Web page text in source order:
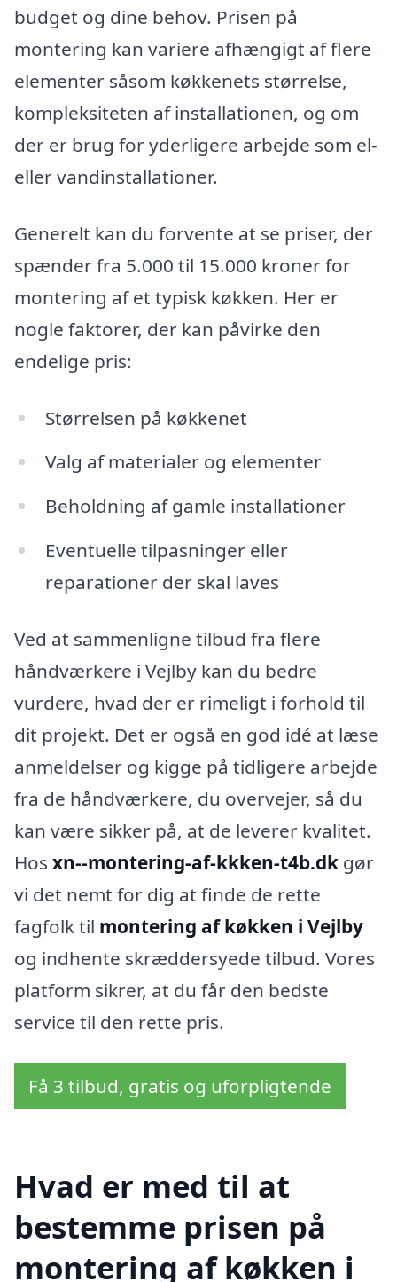
budget og dine behov. Prisen på
montering kan variere afhængigt af flere
elementer såsom køkkenets størrelse,
kompleksiteten af installationen, og om
der er brug for yderligere arbejde som el-
eller vandinstallationer.
Generelt kan du forvente at se priser, der
spænder fra 5.000 til 15.000 kroner for
montering af et typisk køkken. Her er
nogle faktorer, der kan påvirke den
endelige pris:
Størrelsen på køkkenet
Valg af materialer og elementer
Beholdning af gamle installationer
Eventuelle tilpasninger eller
reparationer der skal laves
Ved at sammenligne tilbud fra flere
håndværkere i Vejlby kan du bedre
vurdere, hvad der er rimeligt i forhold til
dit projekt. Det er også en god idé at læse
anmeldelser og kigge på tidligere arbejde
fra de håndværkere, du overvejer, så du
kan være sikker på, at de leverer kvalitet.
Hos xn--montering-af-kkken-t4b.dk gør
vi det nemt for dig at finde de rette
fagfolk til montering af køkken i Vejlby
og indhente skræddersyede tilbud. Vores
platform sikrer, at du får den bedste
service til den rette pris.
Få 3 tilbud, gratis og uforpligtende
Hvad er med til at
bestemme prisen på
montering af køkken i